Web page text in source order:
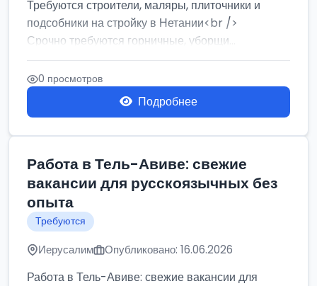
Требуются строители, маляры, плиточники и
подсобники на стройку в Нетании<br />
Срочно требуются горничные, уборщи...
0 просмотров
Подробнее
Работа в Тель-Авиве: свежие
вакансии для русскоязычных без
опыта
Требуются
Иерусалим Опубликовано: 16.06.2026
Работа в Тель-Авиве: свежие вакансии для